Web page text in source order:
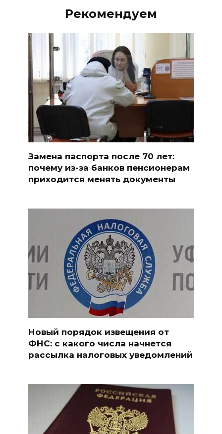
Рекомендуем
Замена паспорта после 70 лет:
почему из-за банков пенсионерам
приходится менять документы
Новый порядок извещения от
ФНС: с какого числа начнется
рассылка налоговых уведомлений